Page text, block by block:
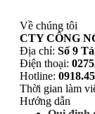
Về chúng tôi
CTY CÔNG
Địa chỉ: Số 9
Điện thoại:
Hotline:
Thời gian làm
Hướng dẫn